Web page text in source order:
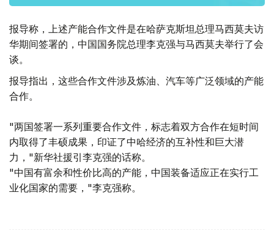
报导称，上述产能合作文件是在哈萨克斯坦总理马西莫夫访
华期间签署的，中国国务院总理李克强与马西莫夫举行了会
谈。
报导指出，这些合作文件涉及炼油、汽车等广泛领域的产能
合作。
"两国签署一系列重要合作文件，标志着双方合作在短时间
内取得了丰硕成果，印证了中哈经济的互补性和巨大潜
力，"新华社援引李克强的话称。
"中国有富余和性价比高的产能，中国装备适应正在实行工
业化国家的需要，"李克强称。